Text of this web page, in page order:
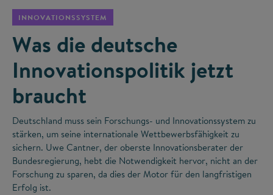
INNOVATIONSSYSTEM
Was die deutsche
Innovationspolitik jetzt
braucht
Deutschland muss sein Forschungs- und Innovationssystem zu
stärken, um seine internationale Wettbewerbsfähigkeit zu
sichern. Uwe Cantner, der oberste Innovationsberater der
Bundesregierung, hebt die Notwendigkeit hervor, nicht an der
Forschung zu sparen, da dies der Motor für den langfristigen
Erfolg ist.